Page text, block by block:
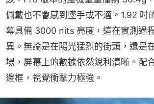
佩戴也不會感到墜手或不適。1.92 吋
幕具備 3000 nits 亮度，這在實測過
異。無論是在陽光猛烈的街頭，還是
場，屏幕上的數據依然銳利清晰。配
邊框，視覺衝擊力極強。